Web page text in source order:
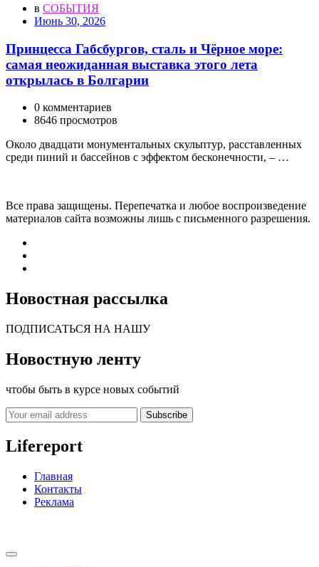
в СОБЫТИЯ
Июнь 30, 2026
Принцесса Габсбургов, сталь и Чёрное море:
самая неожиданная выставка этого лета
открылась в Болгарии
0 комментариев
8646 просмотров
Около двадцати монументальных скульптур, расставленных
среди пиний и бассейнов с эффектом бесконечности, – …
Все права защищены. Перепечатка и любое воспроизведение
материалов сайта возможны лишь с письменного разрешения.
Новостная рассылка
ПОДПИСАТЬСЯ НА НАШУ
Новостную ленту
чтобы быть в курсе новых событий
Subscribe
Lifereport
Главная
Контакты
Реклама